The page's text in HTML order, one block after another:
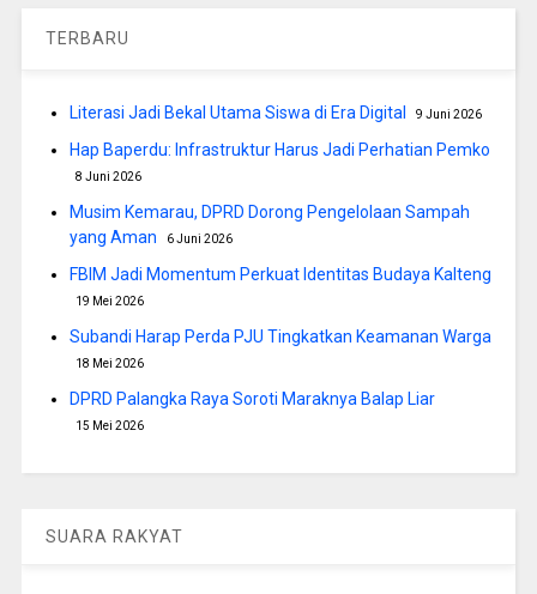
TERBARU
Literasi Jadi Bekal Utama Siswa di Era Digital 9 Juni 2026
Hap Baperdu: Infrastruktur Harus Jadi Perhatian Pemko
8 Juni 2026
Musim Kemarau, DPRD Dorong Pengelolaan Sampah
yang Aman
6 Juni 2026
FBIM Jadi Momentum Perkuat Identitas Budaya Kalteng
19 Mei 2026
Subandi Harap Perda PJU Tingkatkan Keamanan Warga
18 Mei 2026
DPRD Palangka Raya Soroti Maraknya Balap Liar
15 Mei 2026
SUARA RAKYAT